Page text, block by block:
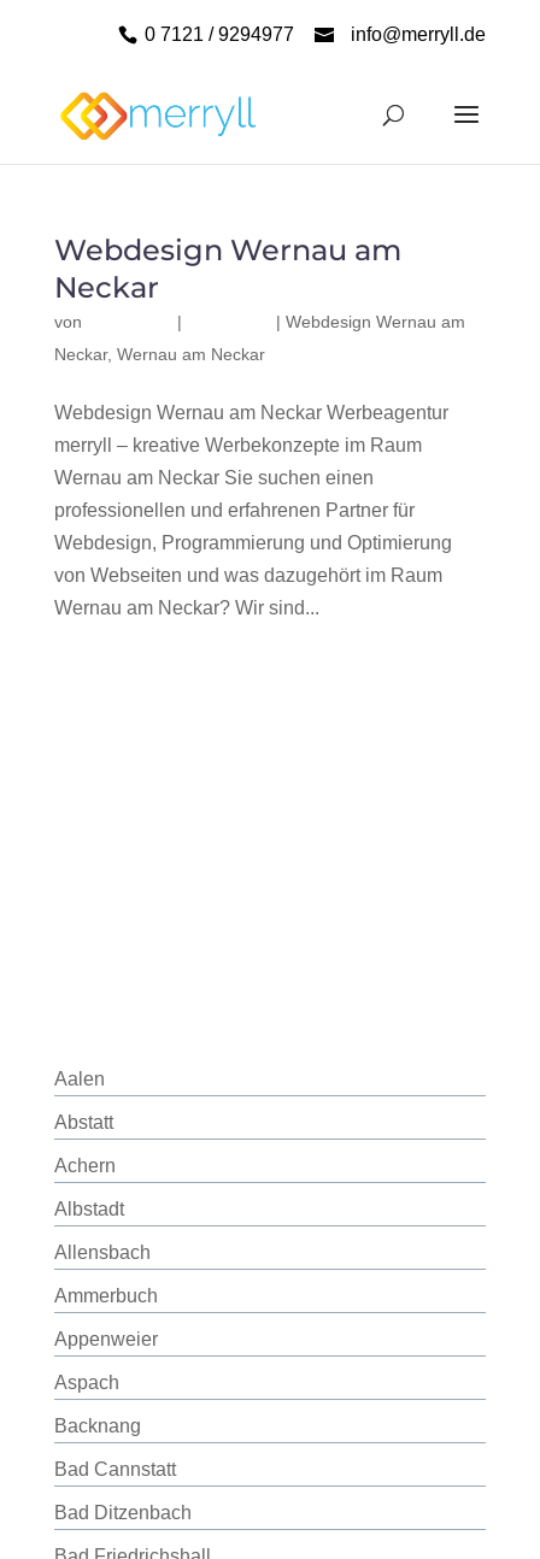
0 7121 / 9294977 info@merryll.de
Webdesign Wernau am
Neckar
von | | Webdesign Wernau am
Neckar, Wernau am Neckar
Webdesign Wernau am Neckar Werbeagentur
merryll – kreative Werbekonzepte im Raum
Wernau am Neckar Sie suchen einen
professionellen und erfahrenen Partner für
Webdesign, Programmierung und Optimierung
von Webseiten und was dazugehört im Raum
Wernau am Neckar? Wir sind...
Aalen
Abstatt
Achern
Albstadt
Allensbach
Ammerbuch
Appenweier
Aspach
Backnang
Bad Cannstatt
Bad Ditzenbach